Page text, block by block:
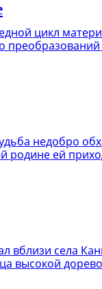
цикл
недобро
родине ей
вблизи села
высокой